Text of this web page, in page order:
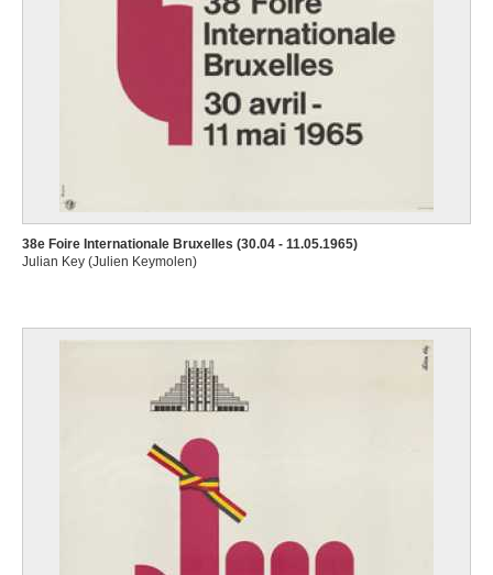
38e Foire Internationale Bruxelles (30.04 - 11.05.1965)
Julian Key (Julien Keymolen)